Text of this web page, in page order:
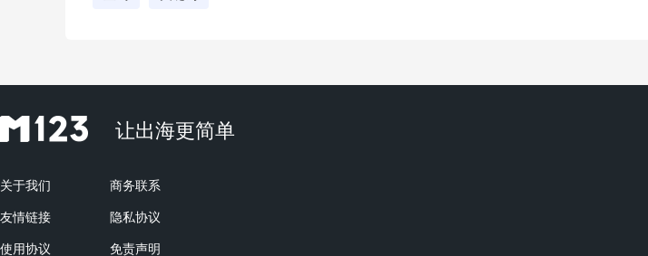
让出海更简单
关于我们 商务联系
友情链接 隐私协议
使用协议 免责声明